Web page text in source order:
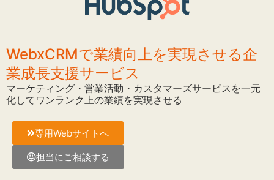
WebxCRMで業績向上を実現させる企
業成長支援サービス
マーケティング・営業活動・カスタマーズサービスを一元
化してワンランク上の業績を実現させる
専用Webサイトへ
担当にご相談する